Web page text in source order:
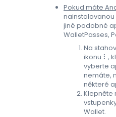
Pokud máte
jiné podobné
WalletPasses,
Na
ikonu ⠇,
vyberte
nemáte,
některé
Klepněte
Wallet.